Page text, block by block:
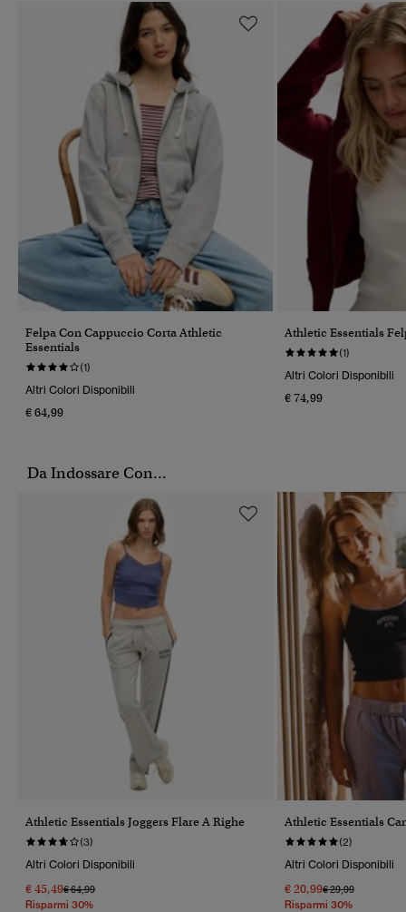
Felpa Con Cappuccio Corta Athletic
Essentials
(1)
Altri Colori Disponibili
€ 64,99
Athletic Essentials
(1)
Altri Colori Disponibili
€ 74,99
Da Indossare Con...
Athletic Essentials Joggers Flare A Righe
(3)
Altri Colori Disponibili
€ 45,49Prezzo Ridotto Da
€ 64,99A
Risparmi 30%
Athletic Essentials
(2)
Altri Colori Disponibili
€ 20,99Prezzo Ridotto Da
€ 29,99A
Risparmi 30%